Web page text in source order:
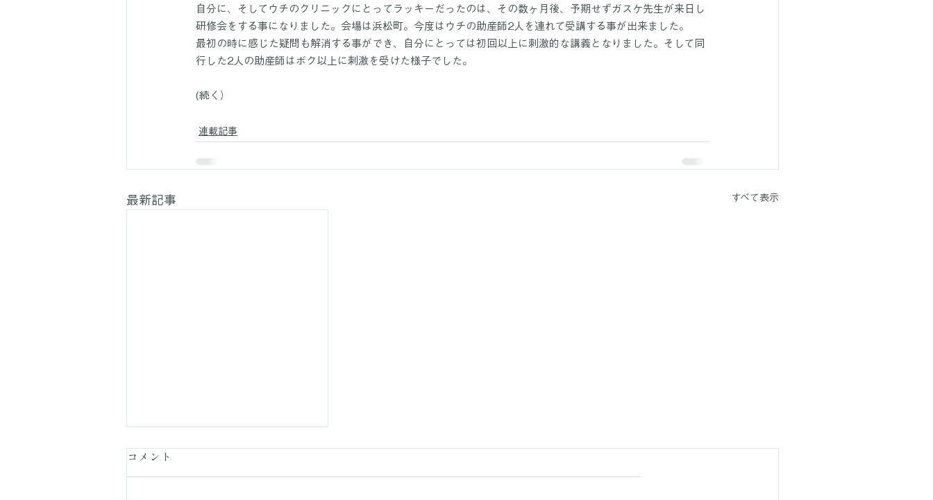
自分に、そしてウチのクリニックにとってラッキーだったのは、その数ヶ月後、予期せずガスケ先生が来日し
研修会をする事になりました。会場は浜松町。今度はウチの助産師2人を連れて受講する事が出来ました。
最初の時に感じた疑問も解消する事ができ、自分にとっては初回以上に刺激的な講義となりました。そして同
行した2人の助産師はボク以上に刺激を受けた様子でした。
(続く）
連載記事
最新記事 すべて表示
コメント